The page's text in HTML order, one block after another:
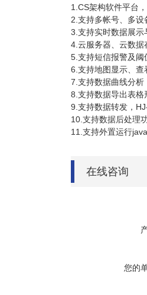
1.CS架构软件平台
2.支持多帐号、多设
3.支持实时数据展
4.云服务器、云数
5.支持短信报警及阈
6.支持地图显示、查
7.支持数据曲线分析
8.支持数据导出表格
9.支持数据转发，
10.支持数据后处理
11.支持外置运行
在线咨询
您的